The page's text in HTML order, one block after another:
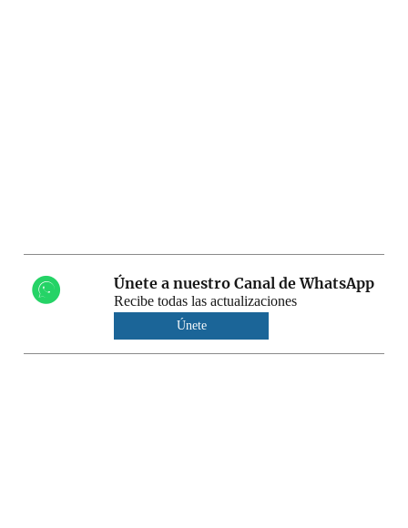
Únete a nuestro Canal de WhatsApp
Recibe todas las actualizaciones
Únete